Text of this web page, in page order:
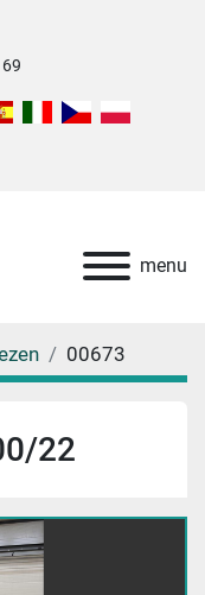
menu
00673
22